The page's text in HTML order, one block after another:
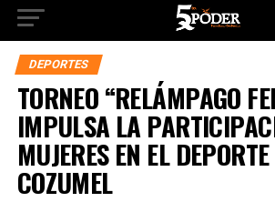
DEPORTES
TORNEO “RELÁMPAGO
IMPULSA LA
MUJERES EN EL
COZUMEL